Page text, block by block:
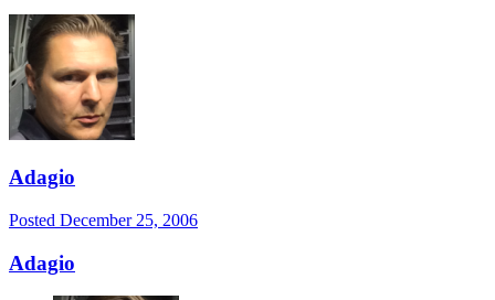
Adagio
Posted December 25, 2006
Adagio